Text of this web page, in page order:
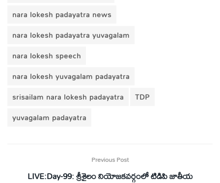
nara lokesh padayatra news
nara lokesh padayatra yuvagalam
nara lokesh speech
nara lokesh yuvagalam padayatra
srisailam nara lokesh padayatra
TDP
yuvagalam padayatra
Previous Post
LIVE:Day-99: శ్రీశైలం నియోజ‌క‌వ‌ర్గంలో టిడిపి జాతీయ